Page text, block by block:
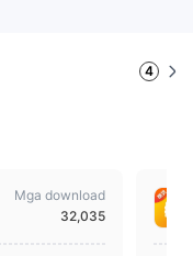
4
Mga download
32,035